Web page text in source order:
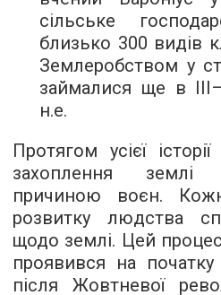
сільське
близько 300 видів
Землеробством у
займалися ще в
н.е.
Протягом усієї
захоплення
причиною воєн.
розвитку людства
щодо землі. Цей
проявився на
після Жовтневої